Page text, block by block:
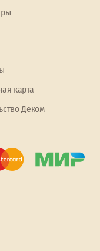
карта
Деком